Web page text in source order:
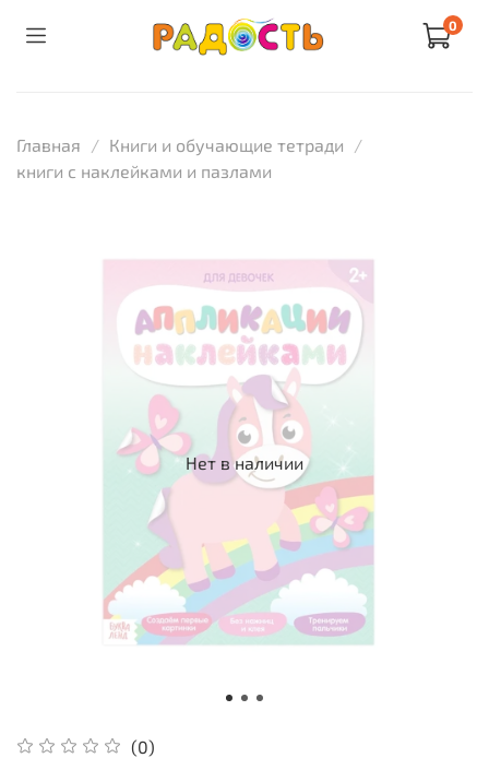
0
Главная
Книги и обучающие тетради
книги с наклейками и пазлами
Нет в наличии
(0)